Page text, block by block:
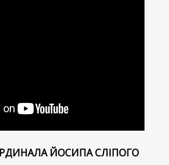
ЙОСИПА СЛІПОГО